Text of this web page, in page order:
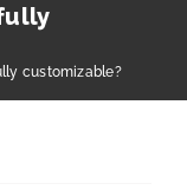
customizable?